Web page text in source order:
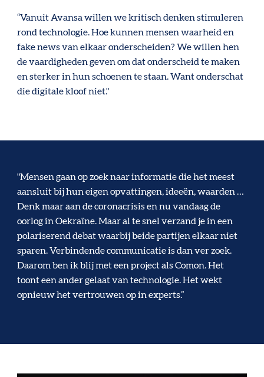
“Vanuit Avansa willen we kritisch denken stimuleren
rond technologie. Hoe kunnen mensen waarheid en
fake news van elkaar onderscheiden? We willen hen
de vaardigheden geven om dat onderscheid te maken
en sterker in hun schoenen te staan. Want onderschat
die digitale kloof niet."
"Mensen gaan op zoek naar informatie die het meest
aansluit bij hun eigen opvattingen, ideeën, waarden …
Denk maar aan de coronacrisis en nu vandaag de
oorlog in Oekraïne. Maar al te snel verzand je in een
polariserend debat waarbij beide partijen elkaar niet
sparen. Verbindende communicatie is dan ver zoek.
Daarom ben ik blij met een project als Comon. Het
toont een ander gelaat van technologie. Het wekt
opnieuw het vertrouwen op in experts.”